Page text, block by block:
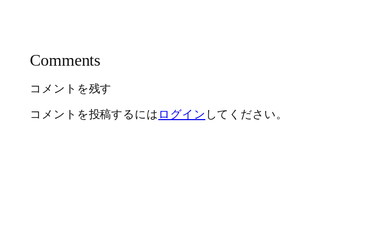
Comments
コメントを残す
コメントを投稿するには ログイン してください。